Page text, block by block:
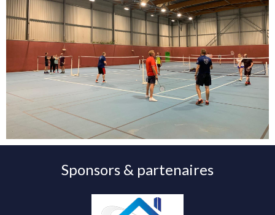
Sponsors & partenaires